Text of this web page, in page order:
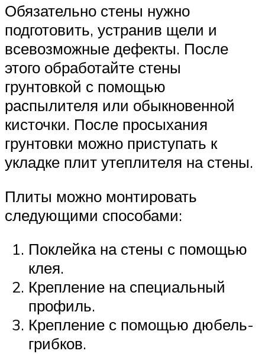
Обязательно стены нужно
подготовить, устранив щели и
всевозможные дефекты. После
этого обработайте стены
грунтовкой с помощью
распылителя или обыкновенной
кисточки. После просыхания
грунтовки можно приступать к
укладке плит утеплителя на стены.
Плиты можно монтировать
следующими способами:
Поклейка на стены с помощью
клея.
Крепление на специальный
профиль.
Крепление с помощью дюбель-
грибков.